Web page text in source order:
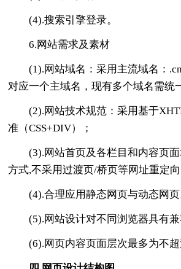
(4).搜索引擎登录。
6.网站需求及素材
(1).网站域名：采用主流域名：
对应一个主域名，现有多个域名需统
(2).网站技术规范：采用基于
准（CSS+DIV）；
(3).网站首页及各栏目和内容页面
方式,不采用过渡页/桥页等网址重定向
(4).合理应用静态网页与动态网页
(5).网站设计对不同浏览器具有兼
(6).网页内容页面层次最多为不超